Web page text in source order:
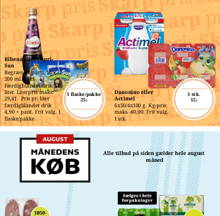
1 flaske/pakke
25,-
Ribena eller Capri-
Sun
Begrænset parti. 10 x
200 ml./85 cl..
Færdigblandet drik 5,1
liter. Literpris maks.
29,41.  Pris pr. liter
færdigblandet drik
4,90 + pant. Frit valg. 1
flaske/pakke
1 stk.
12,-
Danonino eller
Actimel
6x50/4x100 g. Kg-pris
maks. 40,00. Frit valg.
1 stk.
Alle tilbud på siden gælder hele august
måned